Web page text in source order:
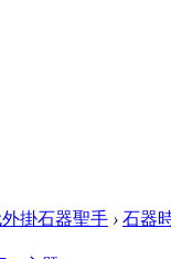
掛石器聖手 › 石器